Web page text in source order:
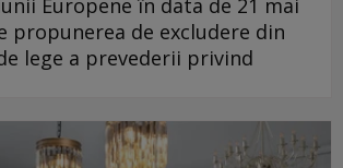
Europene în data de 21 mai
propunerea de excludere din
lege a prevederii privind